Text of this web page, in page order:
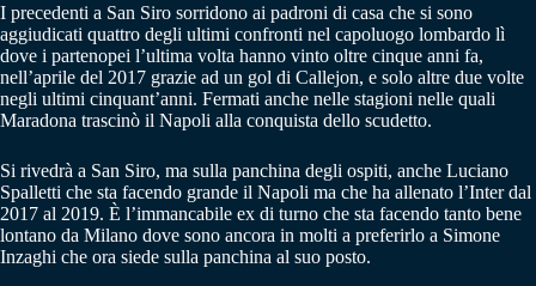
I precedenti a San Siro sorridono ai padroni di casa che si sono
aggiudicati quattro degli ultimi confronti nel capoluogo lombardo lì
dove i partenopei l’ultima volta hanno vinto oltre cinque anni fa,
nell’aprile del 2017 grazie ad un gol di Callejon, e solo altre due volte
negli ultimi cinquant’anni. Fermati anche nelle stagioni nelle quali
Maradona trascinò il Napoli alla conquista dello scudetto.
Si rivedrà a San Siro, ma sulla panchina degli ospiti, anche Luciano
Spalletti che sta facendo grande il Napoli ma che ha allenato l’Inter dal
2017 al 2019. È l’immancabile ex di turno che sta facendo tanto bene
lontano da Milano dove sono ancora in molti a preferirlo a Simone
Inzaghi che ora siede sulla panchina al suo posto.